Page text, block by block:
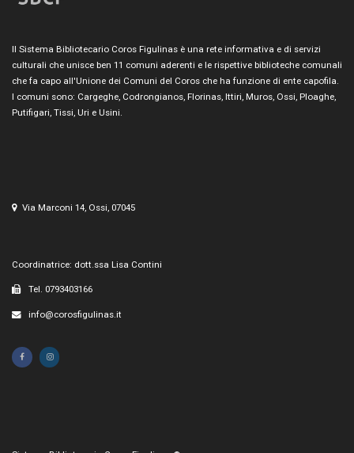
Il Sistema Bibliotecario Coros Figulinas è una rete informativa e di servizi
culturali che unisce ben 11 comuni aderenti e le rispettive biblioteche comunali
che fa capo all'Unione dei Comuni del Coros che ha funzione di ente capofila.
I comuni sono: Cargeghe, Codrongianos, Florinas, Ittiri, Muros, Ossi, Ploaghe,
Putifigari, Tissi, Uri e Usini.
Via Marconi 14, Ossi, 07045
Coordinatrice: dott.ssa Lisa Contini
Tel. 0793403166
info@corosfigulinas.it